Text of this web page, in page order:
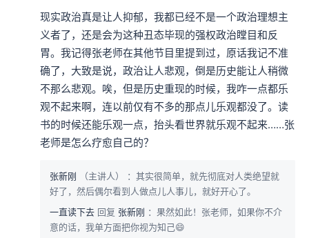
现实政治真是让人抑郁，我都已经不是一个政治理想主
义者了，还是会为这种丑态毕现的强权政治瞠目和反
胃。我记得张老师在其他节目里提到过，原话我记不准
确了，大致是说，政治让人悲观，倒是历史能让人稍微
不那么悲观。唉，但是历史重现的时候，我咋一点都乐
观不起来啊，连以前仅有不多的那点儿乐观都没了。读
书的时候还能乐观一点，抬头看世界就乐观不起来……张
老师是怎么疗愈自己的？
张新刚 （主讲人）
：其实很简单，就先彻底对人类绝望就
好了，然后偶尔看到人做点儿人事儿，就好开心了。
一直读下去 回复 张新刚 ：果然如此！张老师，如果你不介
意的话，我单方面把你视为知己😄